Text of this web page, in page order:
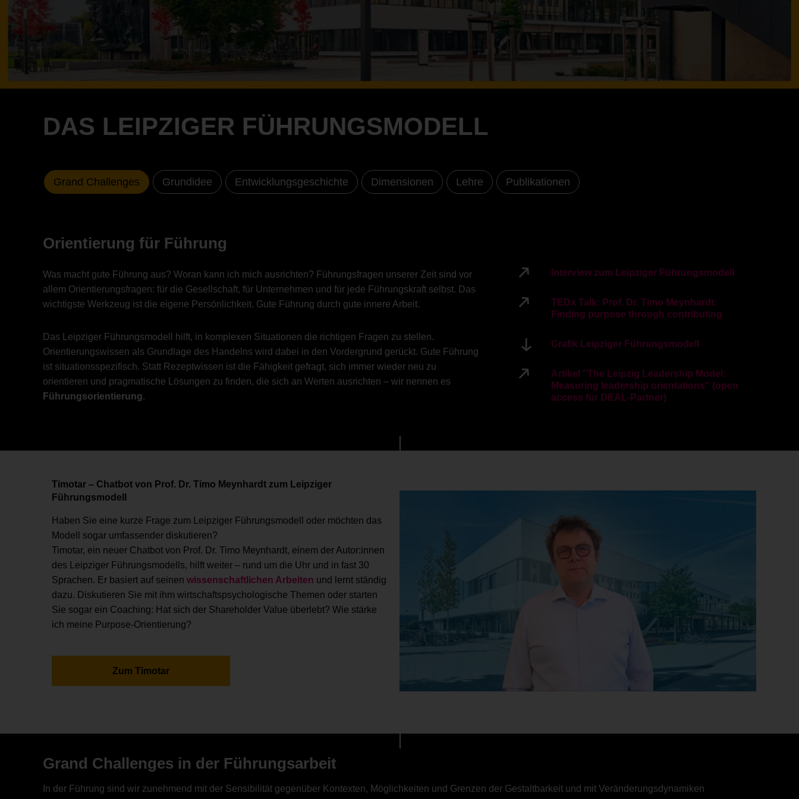
DAS LEIPZIGER FÜHRUNGSMODELL
Grand Challenges Grundidee Entwicklungsgeschichte Dimensionen Lehre Publikationen
Orientierung für Führung
Was macht gute Führung aus? Woran kann ich mich ausrichten? Führungsfragen unserer Zeit sind vor
allem Orientierungsfragen: für die Gesellschaft, für Unternehmen und für jede Führungskraft selbst. Das
wichtigste Werkzeug ist die eigene Persönlichkeit. Gute Führung durch gute innere Arbeit.
Das Leipziger Führungsmodell hilft, in komplexen Situationen die richtigen Fragen zu stellen.
Orientierungswissen als Grundlage des Handelns wird dabei in den Vordergrund gerückt. Gute Führung
ist situationsspezifisch. Statt Rezeptwissen ist die Fähigkeit gefragt, sich immer wieder neu zu
orientieren und pragmatische Lösungen zu finden, die sich an Werten ausrichten – wir nennen es
Führungsorientierung.
Interview zum Leipziger Führungsmodell
TEDx Talk: Prof. Dr. Timo Meynhardt:
Finding purpose through contributing
Grafik Leipziger Führungsmodell
Artikel "The Leipzig Leadership Model:
Measuring leadership orientations" (open
access für DEAL-Partner)
Timotar – Chatbot von Prof. Dr. Timo Meynhardt zum Leipziger
Führungsmodell
Haben Sie eine kurze Frage zum Leipziger Führungsmodell oder möchten das
Modell sogar umfassender diskutieren?
Timotar, ein neuer Chatbot von Prof. Dr. Timo Meynhardt, einem der Autor:innen
des Leipziger Führungsmodells, hilft weiter – rund um die Uhr und in fast 30
Sprachen. Er basiert auf seinen wissenschaftlichen Arbeiten und lernt ständig
dazu. Diskutieren Sie mit ihm wirtschaftspsychologische Themen oder starten
Sie sogar ein Coaching: Hat sich der Shareholder Value überlebt? Wie stärke
ich meine Purpose-Orientierung?
Zum Timotar
Grand Challenges in der Führungsarbeit
In der Führung sind wir zunehmend mit der Sensibilität gegenüber Kontexten, Möglichkeiten und Grenzen der Gestaltbarkeit und mit Veränderungsdynamiken